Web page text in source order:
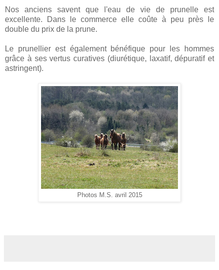
Nos anciens savent que l'eau de vie de prunelle est
excellente. Dans le commerce elle coûte à peu près le
double du prix de la prune.
Le prunellier est également bénéfique pour les hommes
grâce à ses vertus curatives (diurétique, laxatif, dépuratif et
astringent).
Photos M.S. avril 2015